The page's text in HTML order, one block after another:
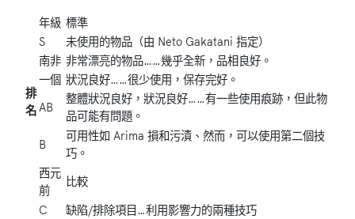
排
名
年級 標準
S
未使用的物品（由 Neto Gakatani 指定）
南非 非常漂亮的物品……幾乎全新，品相良好。
一個 狀況良好……很少使用，保存完好。
AB
整體狀況良好，狀況良好……有一些使用痕跡，但此物
品可能有問題。
B
可用性如 Arima 損和污漬、然而，可以使用第二個技
巧。
西元
前
比較
C
缺陷/排除項目…利用影響力的兩種技巧